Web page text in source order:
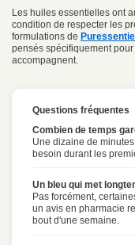
Les huiles essentielles ont
condition de respecter les
formulations de Puressentiel
pensés spécifiquement
accompagnent.
Questions fréquentes
Combien de temps
Une dizaine de
besoin durant les
Un bleu qui met
Pas forcément,
un avis en pharmacie
bout d'une semaine.